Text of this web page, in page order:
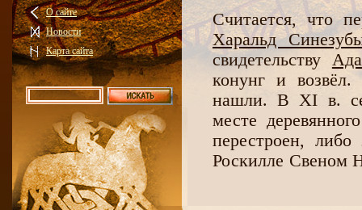
О сайте
Новости
Карта сайта
Считается, что
Харальд
свидетельству
конунг и
нашли. В XI в.
месте
перестроен, либо
Роскилле Свеном